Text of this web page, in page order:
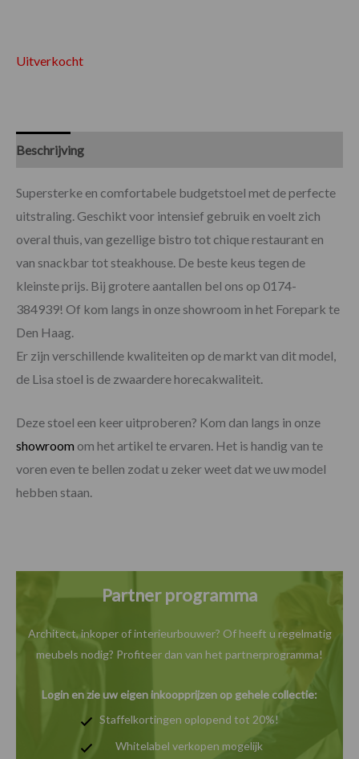
Uitverkocht
Beschrijving
Supersterke en comfortabele budgetstoel met de perfecte
uitstraling. Geschikt voor intensief gebruik en voelt zich
overal thuis, van gezellige bistro tot chique restaurant en
van snackbar tot steakhouse. De beste keus tegen de
kleinste prijs. Bij grotere aantallen bel ons op 0174-
384939! Of kom langs in onze showroom in het Forepark te
Den Haag.
Er zijn verschillende kwaliteiten op de markt van dit model,
de Lisa stoel is de zwaardere horecakwaliteit.
Deze stoel een keer uitproberen? Kom dan langs in onze
showroom om het artikel te ervaren. Het is handig van te
voren even te bellen zodat u zeker weet dat we uw model
hebben staan.
Partner programma
Architect, inkoper of interieurbouwer? Of heeft u regelmatig
meubels nodig? Profiteer dan van het partnerprogramma!
Login en zie uw eigen inkoopprijzen op gehele collectie:
Staffelkortingen oplopend tot 20%!
Whitelabel verkopen mogelijk